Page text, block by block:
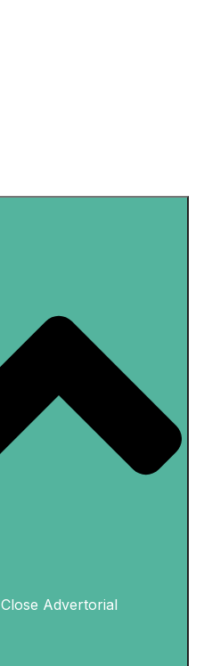
Close Advertorial